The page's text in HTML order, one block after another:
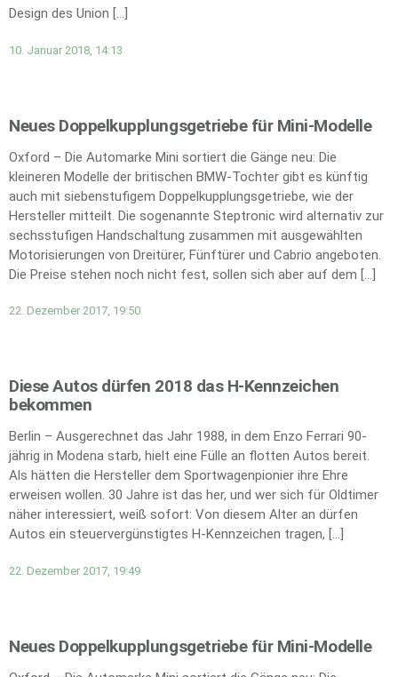
Design des Union […]
10. Januar 2018, 14:13
Neues Doppelkupplungsgetriebe für Mini-Modelle
Oxford – Die Automarke Mini sortiert die Gänge neu: Die
kleineren Modelle der britischen BMW-Tochter gibt es künftig
auch mit siebenstufigem Doppelkupplungsgetriebe, wie der
Hersteller mitteilt. Die sogenannte Steptronic wird alternativ zur
sechsstufigen Handschaltung zusammen mit ausgewählten
Motorisierungen von Dreitürer, Fünftürer und Cabrio angeboten.
Die Preise stehen noch nicht fest, sollen sich aber auf dem […]
22. Dezember 2017, 19:50
Diese Autos dürfen 2018 das H-Kennzeichen
bekommen
Berlin – Ausgerechnet das Jahr 1988, in dem Enzo Ferrari 90-
jährig in Modena starb, hielt eine Fülle an flotten Autos bereit.
Als hätten die Hersteller dem Sportwagenpionier ihre Ehre
erweisen wollen. 30 Jahre ist das her, und wer sich für Oldtimer
näher interessiert, weiß sofort: Von diesem Alter an dürfen
Autos ein steuervergünstigtes H-Kennzeichen tragen, […]
22. Dezember 2017, 19:49
Neues Doppelkupplungsgetriebe für Mini-Modelle